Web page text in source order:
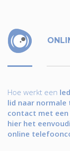
Hoe werkt een
lid naar
contact met een
hier het
online